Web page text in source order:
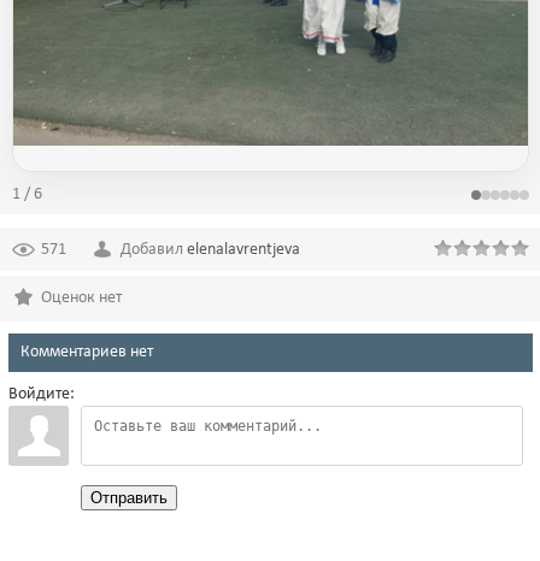
1 / 6
571 Добавил elenalavrentjeva
Оценок нет
Комментариев нет
Войдите:
Отправить